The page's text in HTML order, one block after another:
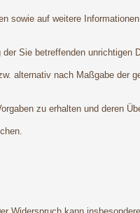
sowie auf weitere
Sie betreffenden unrichtigen
alternativ nach Maßgabe der
zu erhalten und deren